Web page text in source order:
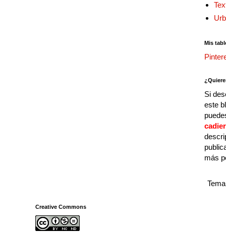
Mis
Si
este
más
Creative Commons